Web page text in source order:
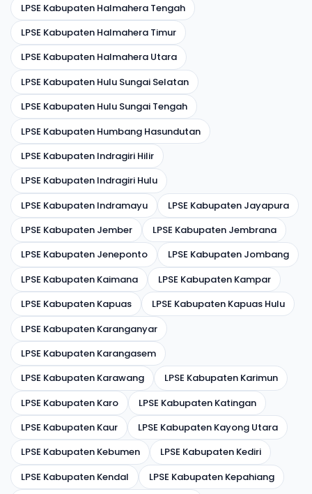
LPSE Kabupaten Halmahera Tengah
LPSE Kabupaten Halmahera Timur
LPSE Kabupaten Halmahera Utara
LPSE Kabupaten Hulu Sungai Selatan
LPSE Kabupaten Hulu Sungai Tengah
LPSE Kabupaten Humbang Hasundutan
LPSE Kabupaten Indragiri Hilir
LPSE Kabupaten Indragiri Hulu
LPSE Kabupaten Indramayu
LPSE Kabupaten Jayapura
LPSE Kabupaten Jember
LPSE Kabupaten Jembrana
LPSE Kabupaten Jeneponto
LPSE Kabupaten Jombang
LPSE Kabupaten Kaimana
LPSE Kabupaten Kampar
LPSE Kabupaten Kapuas
LPSE Kabupaten Kapuas Hulu
LPSE Kabupaten Karanganyar
LPSE Kabupaten Karangasem
LPSE Kabupaten Karawang
LPSE Kabupaten Karimun
LPSE Kabupaten Karo
LPSE Kabupaten Katingan
LPSE Kabupaten Kaur
LPSE Kabupaten Kayong Utara
LPSE Kabupaten Kebumen
LPSE Kabupaten Kediri
LPSE Kabupaten Kendal
LPSE Kabupaten Kepahiang